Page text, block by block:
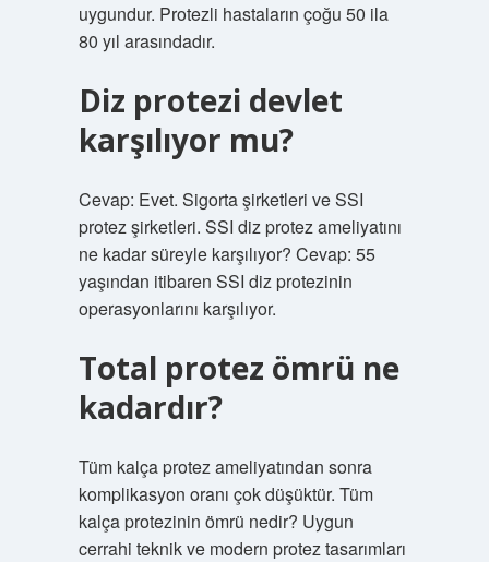
uygundur. Protezli hastaların çoğu 50 ila
80 yıl arasındadır.
Diz protezi devlet
karşılıyor mu?
Cevap: Evet. Sigorta şirketleri ve SSI
protez şirketleri. SSI diz protez ameliyatını
ne kadar süreyle karşılıyor? Cevap: 55
yaşından itibaren SSI diz protezinin
operasyonlarını karşılıyor.
Total protez ömrü ne
kadardır?
Tüm kalça protez ameliyatından sonra
komplikasyon oranı çok düşüktür. Tüm
kalça protezinin ömrü nedir? Uygun
cerrahi teknik ve modern protez tasarımları